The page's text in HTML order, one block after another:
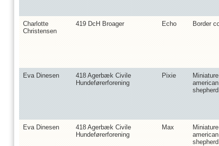
Charlotte
Christensen
419 DcH Broager Echo Border
Eva Dinesen
418 Agerbæk Civile
Hundeførerforening
Pixie
Miniature
american
shepherd
Eva Dinesen
418 Agerbæk Civile
Hundeførerforening
Max
Miniature
american
shepherd